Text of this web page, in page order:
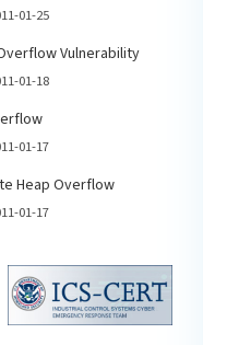
01-25
Vulnerability
01-18
01-17
Heap Overflow
01-17